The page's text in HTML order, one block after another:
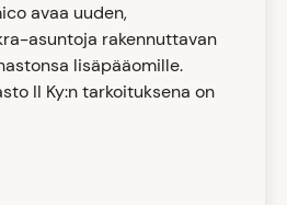
avaa uuden,
asuntoja rakennuttavan
lisäpääomille.
II Ky:n tarkoituksena on